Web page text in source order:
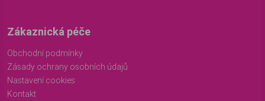
Zákaznická péče
Obchodní podmínky
Zásady ochrany osobních údajů
Nastavení cookies
Kontakt